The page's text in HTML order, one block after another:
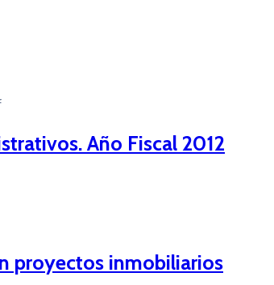
Año Fiscal 2012
proyectos inmobiliarios